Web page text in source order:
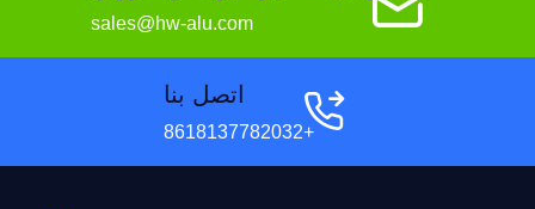
sales@hw-alu.com
اتصل بنا
+8618137782032